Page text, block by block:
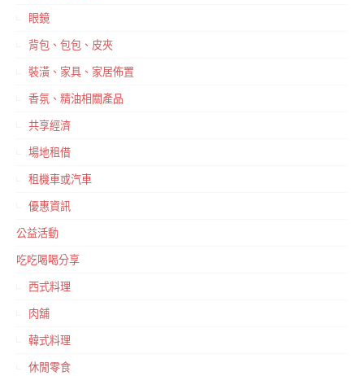
眼鏡
背包、包包、皮夾
裝潢、家具、家居佈置
香氛、精油相關產品
共享經濟
場地租借
租機車或汽車
優惠資訊
公益活動
吃吃喝喝分享
西式料理
肉舖
韓式料理
休閒零食